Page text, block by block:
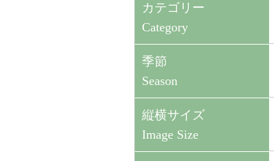
カテゴリー
Category
季節
Season
縦横サイズ
Image Size